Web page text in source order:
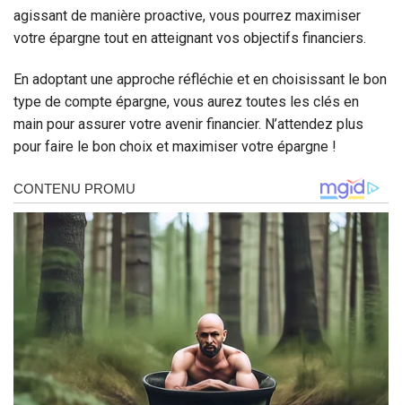
agissant de manière proactive, vous pourrez maximiser
votre épargne tout en atteignant vos objectifs financiers.
En adoptant une approche réfléchie et en choisissant le bon
type de compte épargne, vous aurez toutes les clés en
main pour assurer votre avenir financier. N’attendez plus
pour faire le bon choix et maximiser votre épargne !